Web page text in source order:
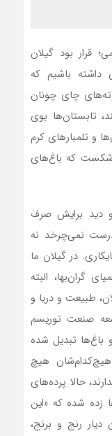
قرار بود گیلان
داشته باشیم که
چای چونان
تابستان‌ها بوی
و تلمبارهای کرم
شکست که باغ‌های
دید برایش صرف
نمی‌چرخد نه
در گیلان ما
گران‌بها، البته
طبیعت و دریا و
صنعت توریسم
باغ‌ها تبدیل شده
هیچ‌کدام‌شان هیچ
حالا پرده‌های
زده شده که «این
رنج و برنج،